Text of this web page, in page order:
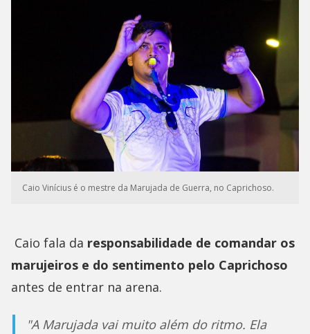
Caio Vinícius é o mestre da Marujada de Guerra, no Caprichoso.
Caio fala da responsabilidade de comandar os
marujeiros e do sentimento pelo Caprichoso
antes de entrar na arena.
"A Marujada vai muito além do ritmo. Ela